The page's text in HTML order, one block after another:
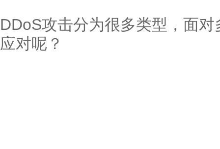
DDoS攻击分为很多类型，面
应对呢？